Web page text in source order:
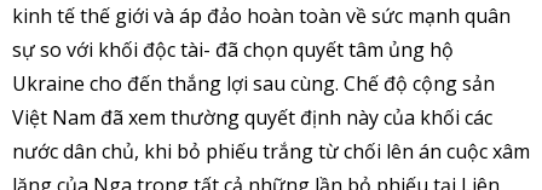
kinh tế thế giới và áp đảo hoàn toàn về sức mạnh quân
sự so với khối độc tài- đã chọn quyết tâm ủng hộ
Ukraine cho đến thắng lợi sau cùng. Chế độ cộng sản
Việt Nam đã xem thường quyết định này của khối các
nước dân chủ, khi bỏ phiếu trắng từ chối lên án cuộc xâm